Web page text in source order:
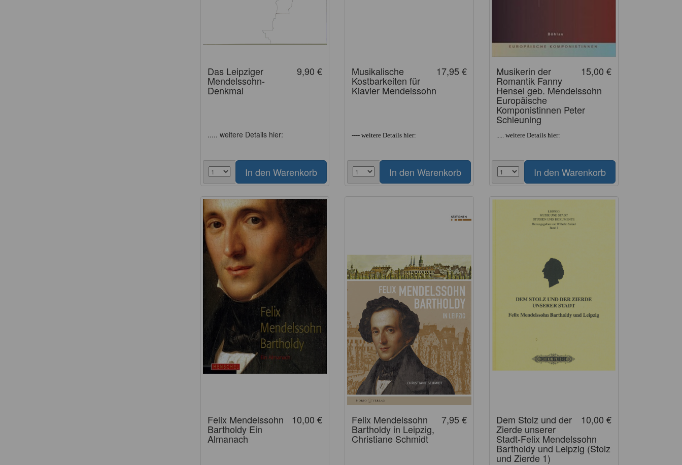
9,90 €
Das Leipziger
Mendelssohn-
Denkmal
..... weitere Details hier:
17,95 €
Musikalische
Kostbarkeiten für
Klavier Mendelssohn
---- weitere Details hier:
15,00 €
Musikerin der
Romantik Fanny
Hensel geb. Mendelssohn
Europäische
Komponistinnen Peter
Schleuning
..... weitere Details hier:
10,00 €
Felix Mendelssohn
Bartholdy Ein
Almanach
7,95 €
Felix Mendelssohn
Bartholdy in Leipzig,
Christiane Schmidt
10,00 €
Dem Stolz und der
Zierde unserer
Stadt-Felix Mendelssohn
Bartholdy und Leipzig (Stolz
und Zierde 1)